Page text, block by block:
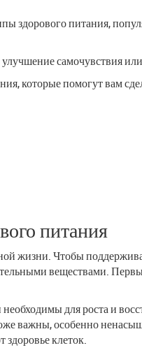
здорового питания,
самочувствия
которые помогут вам
питания
жизни. Чтобы
веществами.
для роста и
важны, особенно
клеток.